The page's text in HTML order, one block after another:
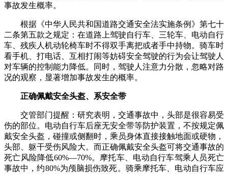
事故发生概率。
根据《中华人民共和国道路交通安全法实施条例》第七十
二条第五款之规定：在道路上驾驶自行车、三轮车、电动自行
车、残疾人机动轮椅车时不得双手离把或者手中持物。骑车时
看手机、打电话、互相打闹等妨碍安全驾驶的行为会让驾驶人
对车辆的控制能力降低。同时，驾驶人注意力分散，忽略对路
况的观察，显著增加事故发生的概率。
正确佩戴安全头盔、系安全带
交管部门提醒：研究表明，交通事故中，头部是很容易受
伤的部位。电动自行车后座无安全带等防护装置，不按规定佩
戴安全头盔，碰撞或侧翻时，乘员身体直接接触地面或硬物，
头部、躯干受伤风险大。而正确佩戴安全头盔可将交通事故的
死亡风险降低60%—70%。摩托车、电动自行车驾乘人员死亡
事故中，约80%为颅脑损伤致死。骑乘摩托车、电动自行车应